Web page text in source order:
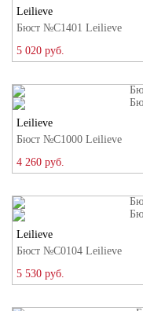
Leilieve
Бюст №C1401 Leilieve
5 020 руб.
Leilieve
Бюст №C1000 Leilieve
4 260 руб.
Leilieve
Бюст №C0104 Leilieve
5 530 руб.